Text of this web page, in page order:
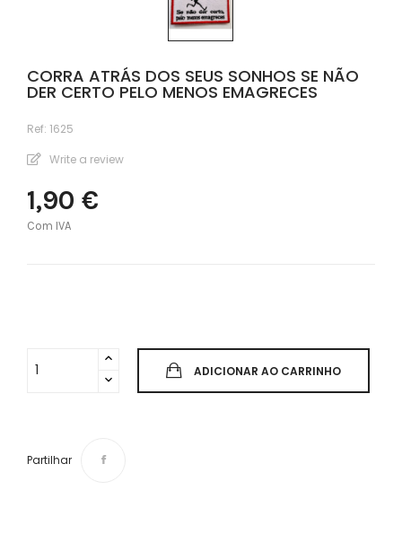
CORRA ATRÁS DOS SEUS SONHOS SE NÃO
DER CERTO PELO MENOS EMAGRECES
Ref: 1625
Write a review
1,90 €
Com IVA
ADICIONAR AO CARRINHO
Partilhar